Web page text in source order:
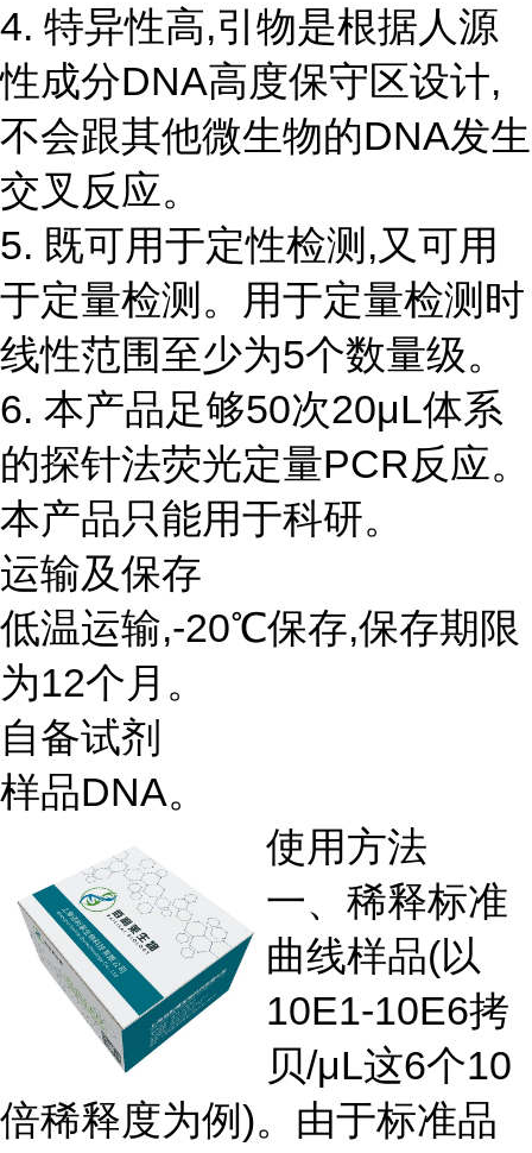
4. 特异性高,引物是根据人源
性成分DNA高度保守区设计,
不会跟其他微生物的DNA发生
交叉反应。
5. 既可用于定性检测,又可用
于定量检测。用于定量检测时
线性范围至少为5个数量级。
6. 本产品足够50次20μL体系
的探针法荧光定量PCR反应。
本产品只能用于科研。
运输及保存
低温运输,-20℃保存,保存期限
为12个月。
自备试剂
样品DNA。
使用方法
一、稀释标准
曲线样品(以
10E1-10E6拷
贝/μL这6个10
倍稀释度为例)。由于标准品